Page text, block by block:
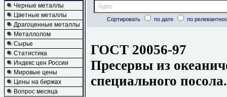
Черные металлы
Цветные металлы
Драгоценные металлы
Металлолом
Сырье
Статистика
Индекс цен России
Мировые цены
Цены на биржах
Вопрос месяца
Сортировать по дате по
ГОСТ 20056-97
Пресервы из
специального